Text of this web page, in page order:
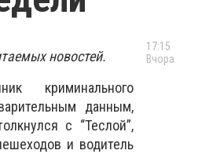
новостей.
криминального
данным,
с “Теслой”,
и водитель
17:15
Вчора